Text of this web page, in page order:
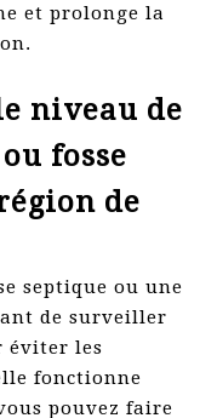
et prolonge la
niveau de
fosse
de
septique ou une
de surveiller
éviter les
fonctionne
pouvez faire